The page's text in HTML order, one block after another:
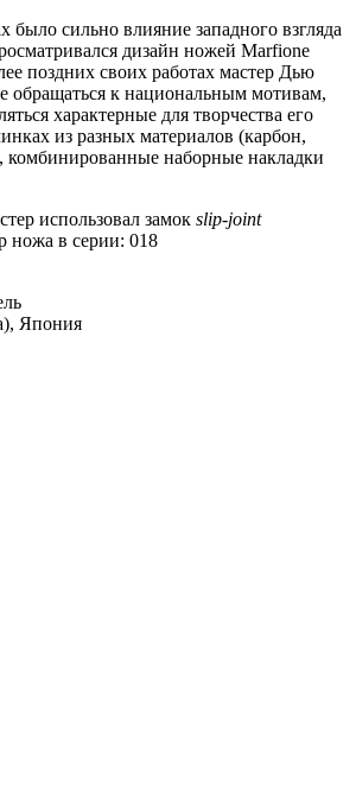
было сильно влияние западного взгляда
дизайн ножей Marfione
поздних своих работах мастер Дью
обращаться к национальным мотивам,
характерные для творчества его
из разных материалов (карбон,
комбинированные наборные накладки
использовал замок slip-joint
ножа в серии: 018
Япония